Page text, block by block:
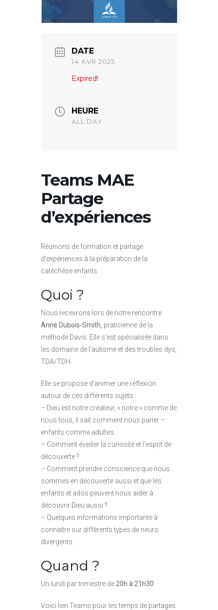
DATE
14 AVR 2025
Expired!
HEURE
ALL DAY
Teams MAE
Partage
d’expériences
Réunions de formation et partage
d’expériences à la préparation de la
catéchèse enfants
Quoi ?
Nous recevrons lors de notre rencontre
Anne Dubois-Smith , praticienne de la
méthode Davis. Elle s’est spécialisée dans
les domaine de l’autisme et des troubles dys,
TDA/TDH.
Elle se propose d’animer une réflexion
autour de ces différents sujets :
– Dieu est notre créateur, « notre » comme de
nous tous, il sait comment nous parler –
enfants comme adultes.
– Comment éveiller la curiosité et l’esprit de
découverte ?
– Comment prendre conscience que nous
sommes en découverte aussi et que les
enfants et ados peuvent nous aider à
découvrir Dieu aussi ?
– Quelques informations importante à
connaitre sur différents types de neuro
divergents.
Quand ?
Un lundi par trimestre de 20h à 21h30
Voici lien Teams pour les temps de partages